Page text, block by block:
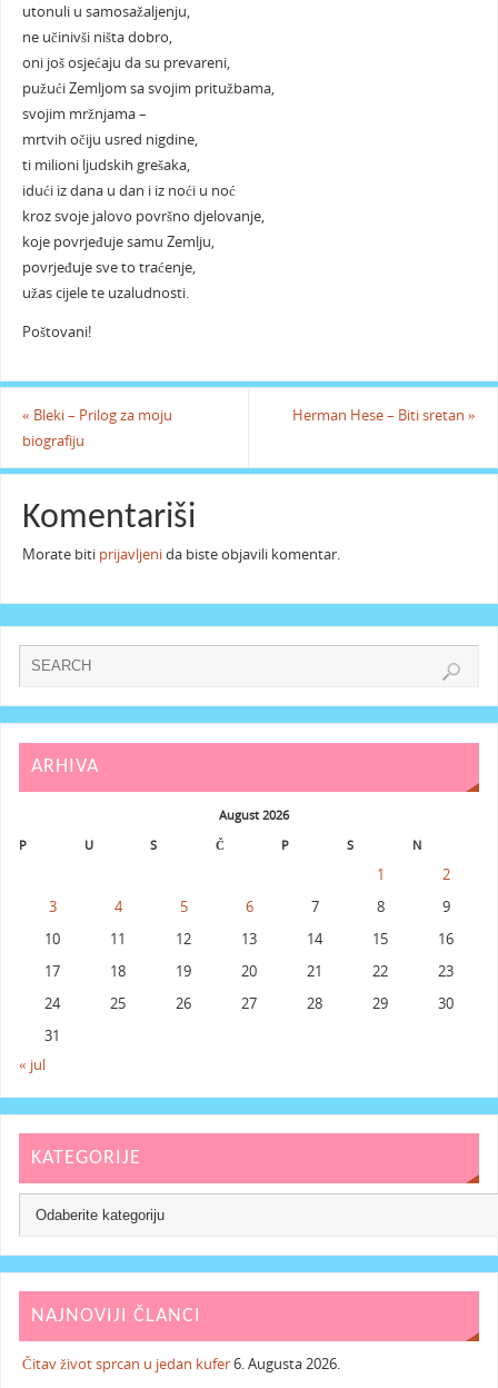
utonuli u samosažaljenju,
ne učinivši ništa dobro,
oni još osjećaju da su prevareni,
pužući Zemljom sa svojim pritužbama,
svojim mržnjama –
mrtvih očiju usred nigdine,
ti milioni ljudskih grešaka,
idući iz dana u dan i iz noći u noć
kroz svoje jalovo površno djelovanje,
koje povrjeđuje samu Zemlju,
povrjeđuje sve to traćenje,
užas cijele te uzaludnosti.
Poštovani!
« Bleki – Prilog za moju
biografiju
Herman Hese – Biti sretan»
Komentariši
Morate biti prijavljenida biste objavili komentar.
ARHIVA
August 2026
P
U S Č P S N
1
2
3
4 5 6 7 8
9
10
11 12 13 14 15
16
17
18 19 20 21 22
23
24
25 26 27 28 29
30
31
« jul
KATEGORIJE
NAJNOVIJI ČLANCI
Čitav život sprcan u jedan kufer6. Augusta 2026.